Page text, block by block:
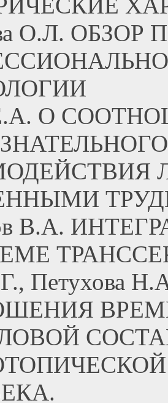
О.Л.
Е.А. О
В.А.
Петухова